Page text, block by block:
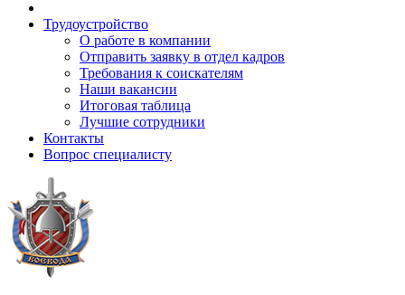
Трудоустройство
О работе в компании
Отправить заявку в отдел кадров
Требования к соискателям
Наши вакансии
Итоговая таблица
Лучшие сотрудники
Контакты
Вопрос специалисту